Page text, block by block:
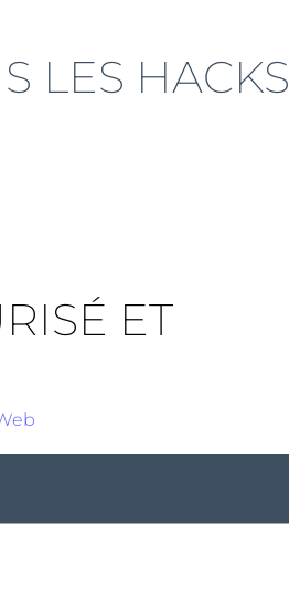
LES HACKS
ET